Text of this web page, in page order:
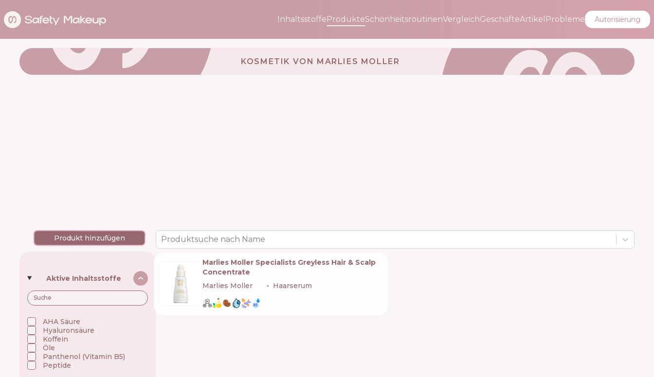
InhaltsstoffeProdukteSchönheitsroutinenVergleichGeschäfteArtikel Probleme Autorisierung
KOSMETIK VON MARLIES MOLLER 🇩🇪
Produkt hinzufügen
Aktive Inhaltsstoffe
AHA Säure
Hyaluronsäure
Koffein
Öle
Panthenol (Vitamin B5)
Peptide
Produktsuche nach Name
Marlies Moller Specialists Greyless Hair & Scalp
Concentrate
Marlies Moller
Haarserum